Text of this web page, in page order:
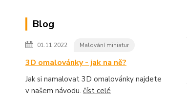
Blog
01.11.2022 Malování miniatur
3D omalovánky - jak na ně?
Jak si namalovat 3D omalovánky najdete
v našem návodu. číst celé